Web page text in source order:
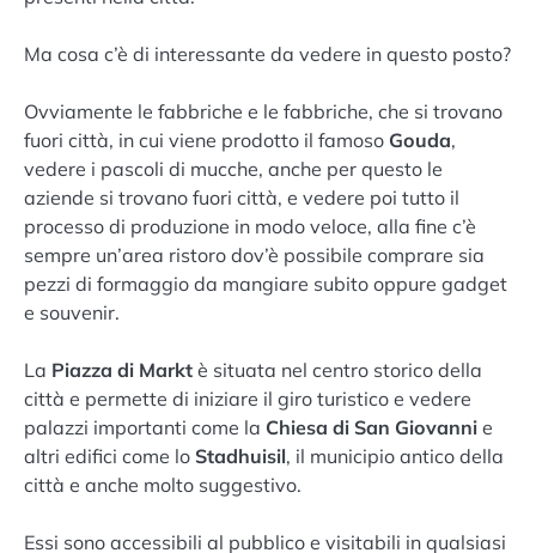
Ma cosa c’è di interessante da vedere in questo posto?
Ovviamente le fabbriche e le fabbriche, che si trovano
fuori città, in cui viene prodotto il famoso Gouda,
vedere i pascoli di mucche, anche per questo le
aziende si trovano fuori città, e vedere poi tutto il
processo di produzione in modo veloce, alla fine c’è
sempre un’area ristoro dov’è possibile comprare sia
pezzi di formaggio da mangiare subito oppure gadget
e souvenir.
La Piazza di Markt è situata nel centro storico della
città e permette di iniziare il giro turistico e vedere
palazzi importanti come la Chiesa di San Giovanni e
altri edifici come lo Stadhuisil, il municipio antico della
città e anche molto suggestivo.
Essi sono accessibili al pubblico e visitabili in qualsiasi